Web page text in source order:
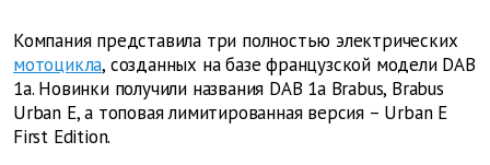
Компания представила три полностью электрических
мотоцикла, созданных на базе французской модели DAB
1a. Новинки получили названия DAB 1a Brabus, Brabus
Urban E, а топовая лимитированная версия – Urban E
First Edition.